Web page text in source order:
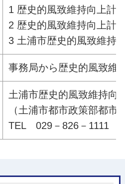
1 歴史的風致維持向上計
2 歴史的風致維持向上計
3 土浦市歴史的風致維持
事務局から歴史的風致維
土浦市歴史的風致維持向
（土浦市都市政策部都市
TEL 029－826－1111